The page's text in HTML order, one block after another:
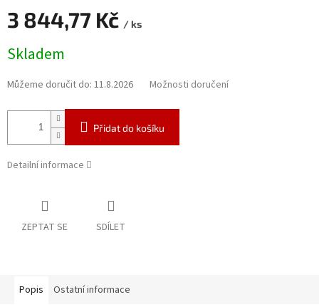
3 844,77 Kč / ks
cena:
Skladem
Můžeme doručit do: 11.8.2026 Možnosti doručení
Přidat do košíku
Detailní informace
ZEPTAT SE SDÍLET
Popis Ostatní informace